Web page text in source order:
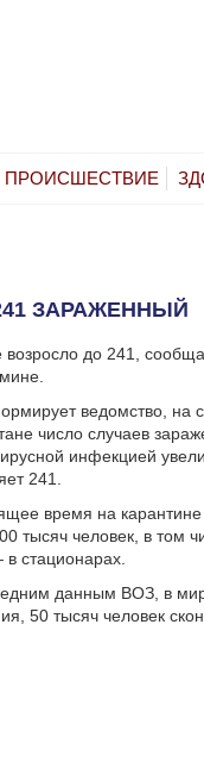
ПРОИСШЕСТВИЕ
ЗАРАЖЕННЫЙ
возросло до 241,
ведомство, на
число случаев
инфекцией
241.
время на карантине
тысяч человек, в том
стационарах.
данным ВОЗ, в
50 тысяч человек